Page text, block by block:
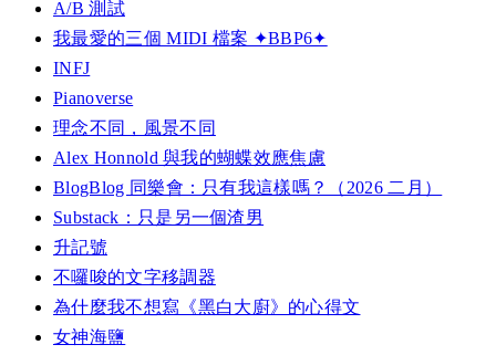
A/B 測試
我最愛的三個 MIDI 檔案 ✦BBP6✦
INFJ
Pianoverse
理念不同，風景不同
Alex Honnold 與我的蝴蝶效應焦慮
BlogBlog 同樂會：只有我這樣嗎？（2026 二月）
Substack：只是另一個渣男
升記號
不囉唆的文字移調器
為什麼我不想寫《黑白大廚》的心得文
女神海鹽